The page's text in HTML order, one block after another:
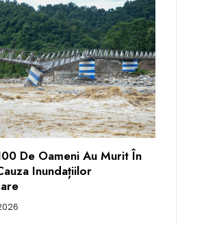
De Oameni Au Murit În
Inundațiilor